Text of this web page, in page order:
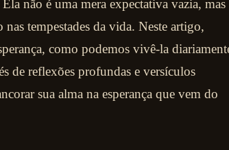
não é uma mera expectativa vazia, mas
tempestades da vida. Neste artigo,
como podemos vivê-la
de reflexões profundas e versículos
sua alma na esperança que vem do